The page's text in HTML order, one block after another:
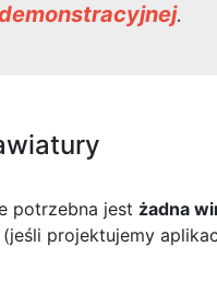
.
potrzebna jest żadna
(jeśli projektujemy